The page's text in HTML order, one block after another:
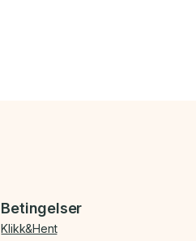
Betingelser
Klikk&Hent